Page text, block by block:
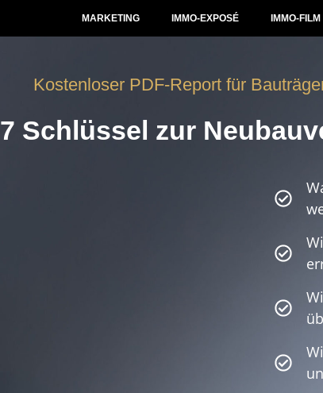
MARKETING IMMO-EXPOSÉ IMMO-FILM
Kostenloser PDF-Report für
7 Schlüssel zur